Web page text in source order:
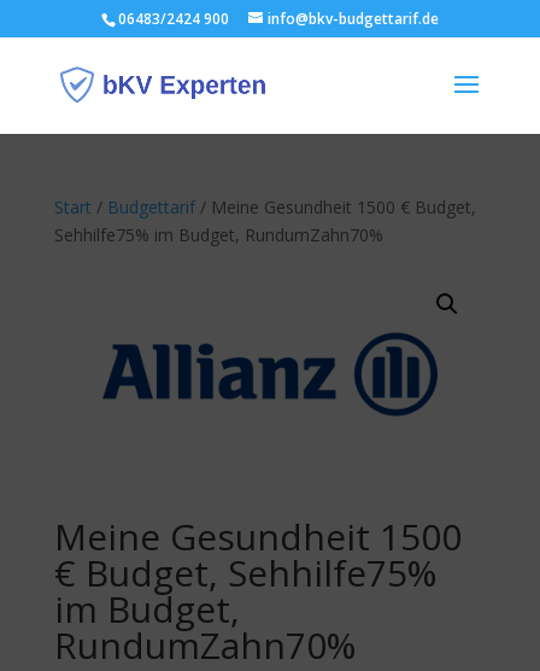
06483/2424 900 info@bkv-budgettarif.de
Start / Budgettarif/ Meine Gesundheit 1500 € Budget,
Sehhilfe75% im Budget, RundumZahn70%
Meine Gesundheit 1500
€ Budget, Sehhilfe75%
im Budget,
RundumZahn70%